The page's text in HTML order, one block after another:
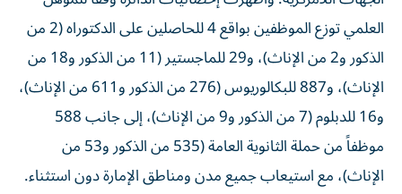
العلمي توزع الموظفين بواقع 4 للحاصلين على الدكتوراه (2 من
الذكور و2 من الإناث)، و29 للماجستير (11 من الذكور و18 من
الإناث)، و887 للبكالوريوس (276 من الذكور و611 من الإناث)،
و16 للدبلوم (7 من الذكور و9 من الإناث)، إلى جانب 588
موظفاً من حملة الثانوية العامة (535 من الذكور و53 من
الإناث)، مع استيعاب جميع مدن ومناطق الإمارة دون استثناء.